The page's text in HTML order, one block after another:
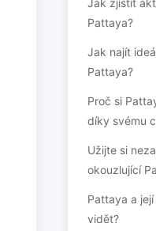
Jak zjistit
Pattaya?
Jak najít
Pattaya?
Proč si
díky svému
Užijte si
okouzlující
Pattaya a
vidět?